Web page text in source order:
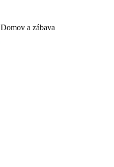
Domov a zábava